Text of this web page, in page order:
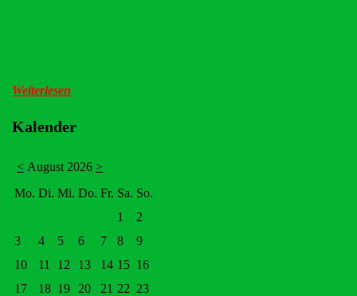
Weiterlesen
Kalender
< August 2026 >
Mo. Di. Mi. Do. Fr. Sa. So.
1
2
3
4 5 6 7 8
9
10
11 12 13 14 15 16
17
18 19 20 21 22 23